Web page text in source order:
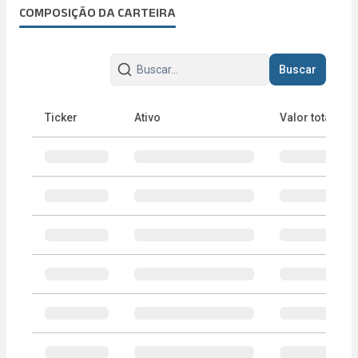
COMPOSIÇÃO DA CARTEIRA
Buscar
Ticker Ativo Valor total